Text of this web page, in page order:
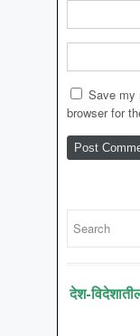
Save my
browser for
देश-